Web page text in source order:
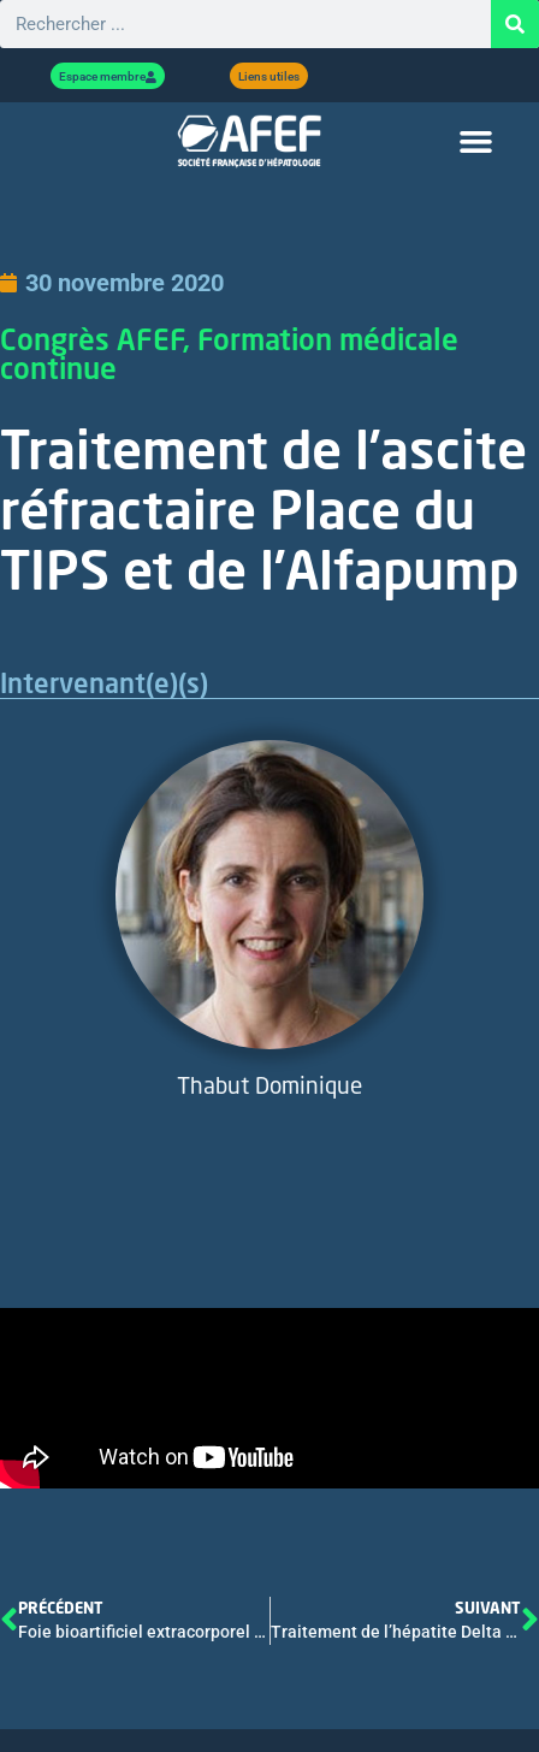
Espace membre Liens utiles
30 novembre 2020
Congrès AFEF, Formation médicale
continue
Traitement de l’ascite
réfractaire Place du
TIPS et de l’Alfapump
Intervenant(e)(s)
Thabut Dominique
PRÉCÉDENT
Foie bioartificiel extracorporel – Conception et validation préclinique
SUIVANT
Traitement de l’hépatite Delta en 2020